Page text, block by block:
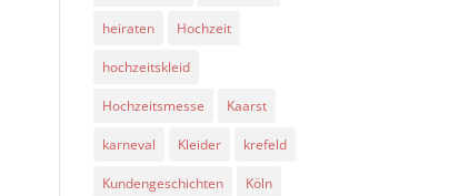
heiraten Hochzeit
hochzeitskleid
Hochzeitsmesse Kaarst
karneval Kleider krefeld
Kundengeschichten Köln